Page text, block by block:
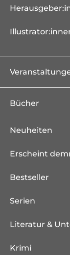
Bücher
Neuheiten
Erscheint
Bestseller
Serien
Literatur &
Krimi